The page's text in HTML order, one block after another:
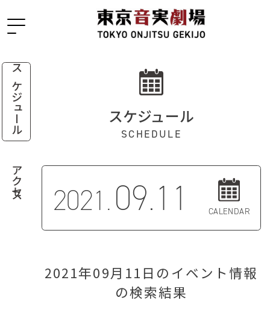
スケジュール
アクセス
スケジュール
SCHEDULE
2021.09.11 CALENDAR
2021年09月11日のイベント情報
の検索結果